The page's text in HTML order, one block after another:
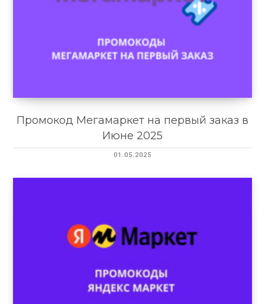
Промокод Мегамаркет на первый заказ в
Июне 2025
01.05.2025